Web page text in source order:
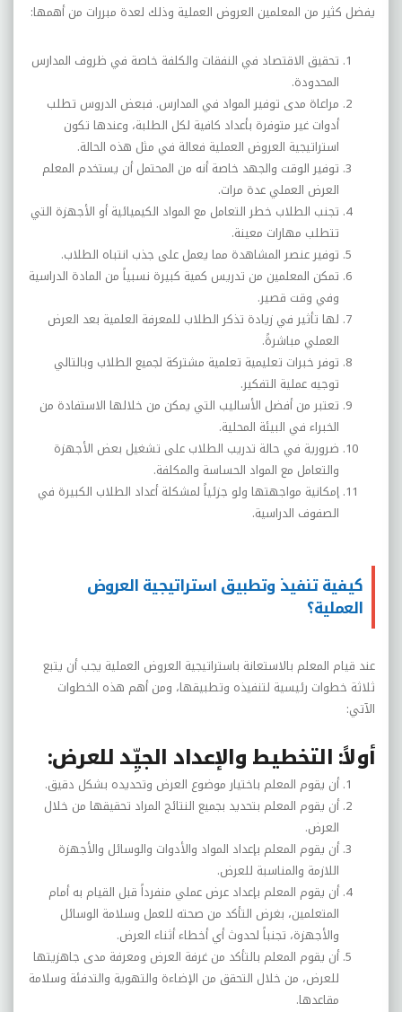
يفضل كثير من المعلمين العروض العملية وذلك لعدة مبررات من أهمها:
تحقيق الاقتصاد في النفقات والكلفة خاصة في ظروف المدارس
المحدودة.
مراعاة مدى توفير المواد في المدارس. فبعض الدروس تطلب
أدوات غير متوفرة بأعداد كافية لكل الطلبة، وعندها تكون
استراتيجية العروض العملية فعالة في مثل هذه الحالة.
توفير الوقت والجهد خاصة أنه من المحتمل أن يستخدم المعلم
العرض العملي عدة مرات.
تجنب الطلاب خطر التعامل مع المواد الكيميائية أو الأجهزة التي
تتطلب مهارات معينة.
توفير عنصر المشاهدة مما يعمل على جذب انتباه الطلاب.
تمكن المعلمين من تدريس كمية كبيرة نسبياً من المادة الدراسية
وفي وقت قصير.
لها تأثير في زيادة تذكر الطلاب للمعرفة العلمية بعد العرض
العملي مباشرةً.
توفر خبرات تعليمية تعلمية مشتركة لجميع الطلاب وبالتالي
توجيه عملية التفكير.
تعتبر من أفضل الأساليب التي يمكن من خلالها الاستفادة من
الخبراء في البيئة المحلية.
ضرورية في حالة تدريب الطلاب على تشغيل بعض الأجهزة
والتعامل مع المواد الحساسة والمكلفة.
إمكانية مواجهتها ولو جزئياً لمشكلة أعداد الطلاب الكبيرة في
الصفوف الدراسية.
كيفية تنفيذ وتطبيق استراتيجية العروض
العملية؟
عند قيام المعلم بالاستعانة باستراتيجية العروض العملية يجب أن يتبع
ثلاثة خطوات رئيسية لتنفيذه وتطبيقها، ومن أهم هذه الخطوات
الآتي:
أولاً: التخطيط والإعداد الجيِّد للعرض:
أن يقوم المعلم باختيار موضوع العرض وتحديده بشكل دقيق.
أن يقوم المعلم بتحديد بجميع النتائج المراد تحقيقها من خلال
العرض.
أن يقوم المعلم بإعداد المواد والأدوات والوسائل والأجهزة
اللازمة والمناسبة للعرض.
أن يقوم المعلم بإعداد عرض عملي منفرداً قبل القيام به أمام
المتعلمين، بغرض التأكد من صحته للعمل وسلامة الوسائل
والأجهزة، تجنباً لحدوث أي أخطاء أثناء العرض.
أن يقوم المعلم بالتأكد من غرفة العرض ومعرفة مدى جاهزيتها
للعرض، من خلال التحقق من الإضاءة والتهوية والتدفئة وسلامة
مقاعدها.